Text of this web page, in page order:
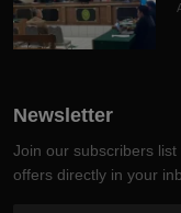
Newsletter
Join our subscribers
offers directly in your